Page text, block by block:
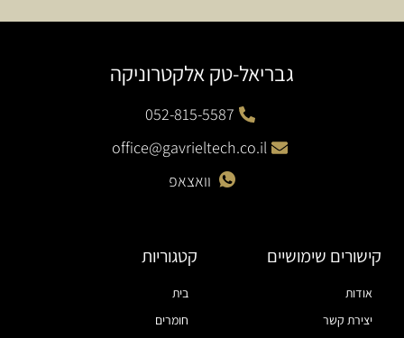
גבריאל-טק אלקטרוניקה
052-815-5587
office@gavrieltech.co.il
וואצאפ
קישורים שימושיים
אודות
יצירת קשר
קטגוריות
בית
חומרים